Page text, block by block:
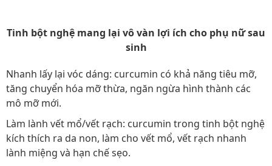
Tinh bột nghệ mang lại vô vàn lợi ích cho phụ nữ sau
sinh​
Nhanh lấy lại vóc dáng: curcumin có khả năng tiêu mỡ,
tăng chuyển hóa mỡ thừa, ngăn ngừa hình thành các
mô mỡ mới.
Làm lành vết mổ/vết rạch: curcumin trong tinh bột nghệ
kích thích ra da non, làm cho vết mổ, vết rạch nhanh
lành miệng và hạn chế sẹo.